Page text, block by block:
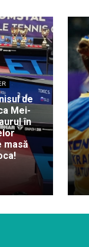
de
Mei-
în
masă